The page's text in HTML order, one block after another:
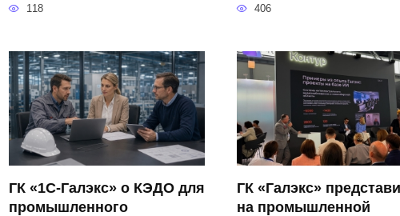
118 406
ГК «1С-Галэкс» о КЭДО для
промышленного
ГК «Галэкс»
на промышленной